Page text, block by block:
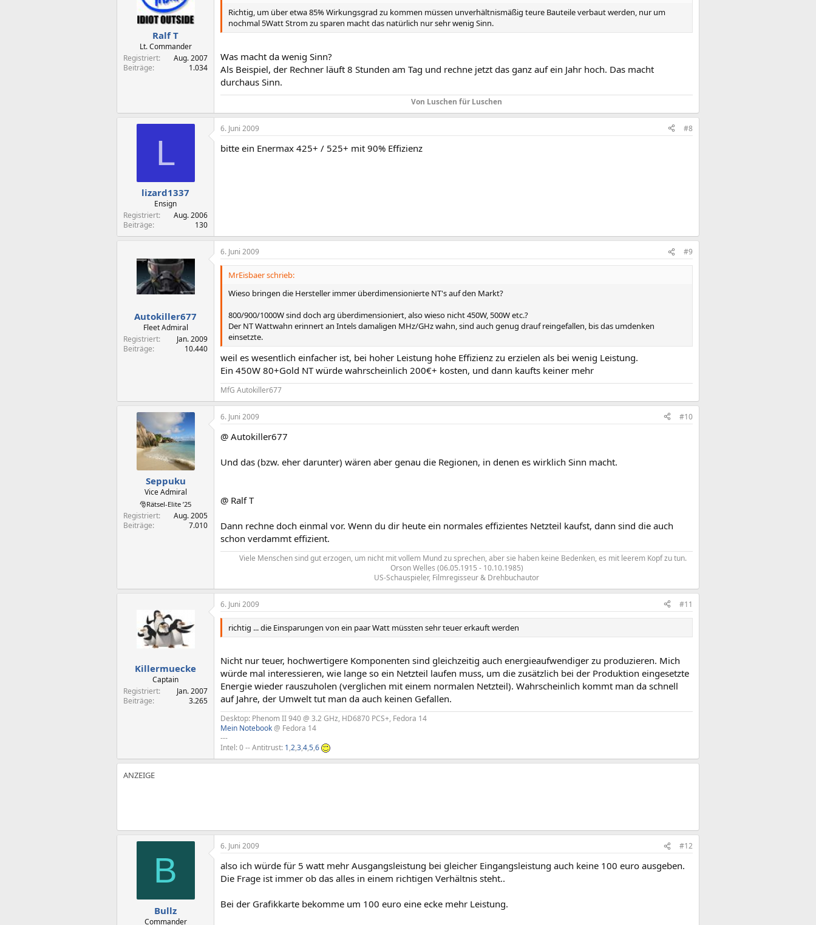
Ralf T
Lt. Commander
Registriert
Aug. 2007
Beiträge
1.034
Richtig, um über etwa 85% Wirkungsgrad zu kommen müssen unverhältnismäßig teure Bauteile verbaut werden, nur um
nochmal 5Watt Strom zu sparen macht das natürlich nur sehr wenig Sinn.
Was macht da wenig Sinn?
Als Beispiel, der Rechner läuft 8 Stunden am Tag und rechne jetzt das ganz auf ein Jahr hoch. Das macht
durchaus Sinn.
Von Luschen für Luschen
L
lizard1337
Ensign
Registriert
Aug. 2006
Beiträge
130
6. Juni 2009 #8
bitte ein Enermax 425+ / 525+ mit 90% Effizienz
Autokiller677
Fleet Admiral
Registriert
Jan. 2009
Beiträge
10.440
6. Juni 2009 #9
MrEisbaer schrieb:
Wieso bringen die Hersteller immer überdimensionierte NT's auf den Markt?
800/900/1000W sind doch arg überdimensioniert, also wieso nicht 450W, 500W etc.?
Der NT Wattwahn erinnert an Intels damaligen MHz/GHz wahn, sind auch genug drauf reingefallen, bis das umdenken
einsetzte.
weil es wesentlich einfacher ist, bei hoher Leistung hohe Effizienz zu erzielen als bei wenig Leistung.
Ein 450W 80+Gold NT würde wahrscheinlich 200€+ kosten, und dann kaufts keiner mehr
MfG Autokiller677
Seppuku
Vice Admiral
🎅Rätsel-Elite ’25
Registriert
Aug. 2005
Beiträge
7.010
6. Juni 2009 #10
@ Autokiller677
Und das (bzw. eher darunter) wären aber genau die Regionen, in denen es wirklich Sinn macht.
@ Ralf T
Dann rechne doch einmal vor. Wenn du dir heute ein normales effizientes Netzteil kaufst, dann sind die auch
schon verdammt effizient.
Viele Menschen sind gut erzogen, um nicht mit vollem Mund zu sprechen, aber sie haben keine Bedenken, es mit leerem Kopf zu tun.​
Orson Welles (06.05.1915 - 10.10.1985)
US-Schauspieler, Filmregisseur & Drehbuchautor​
Killermuecke
Captain
Registriert
Jan. 2007
Beiträge
3.265
6. Juni 2009 #11
richtig ... die Einsparungen von ein paar Watt müssten sehr teuer erkauft werden
Nicht nur teuer, hochwertigere Komponenten sind gleichzeitig auch energieaufwendiger zu produzieren. Mich
würde mal interessieren, wie lange so ein Netzteil laufen muss, um die zusätzlich bei der Produktion eingesetzte
Energie wieder rauszuholen (verglichen mit einem normalen Netzteil). Wahrscheinlich kommt man da schnell
auf Jahre, der Umwelt tut man da auch keinen Gefallen.
Desktop: Phenom II 940 @ 3.2 GHz, HD6870 PCS+, Fedora 14
Mein Notebook@ Fedora 14
---
Intel: 0 -- Antitrust: 1,2,3,4,5,6
B
Bullz
Commander
6. Juni 2009 #12
also ich würde für 5 watt mehr Ausgangsleistung bei gleicher Eingangsleistung auch keine 100 euro ausgeben.
Die Frage ist immer ob das alles in einem richtigen Verhältnis steht..
Bei der Grafikkarte bekomme um 100 euro eine ecke mehr Leistung.